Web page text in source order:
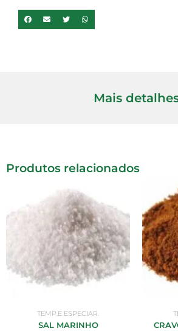
Mais
Produtos relacionados
TEMP.E ESPECIAR.
SAL MARINHO